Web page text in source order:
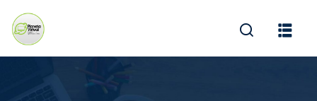
content